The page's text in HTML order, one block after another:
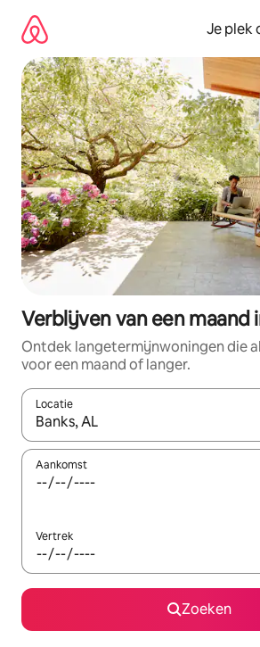
direct
naar
inhoud
Je plek
Verblijven van een maand
Ontdek langetermijnwoningen die
voor een maand of langer.
Locatie
Wanneer er resultaten beschikbaar
Aankomst
Vertrek
Zoeken